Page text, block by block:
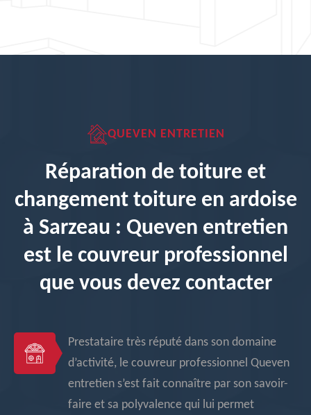
QUEVEN ENTRETIEN
Réparation de toiture et
changement toiture en ardoise
à Sarzeau : Queven entretien
est le couvreur professionnel
que vous devez contacter
Prestataire très réputé dans son domaine
d’activité, le couvreur professionnel Queven
entretien s’est fait connaître par son savoir-
faire et sa polyvalence qui lui permet